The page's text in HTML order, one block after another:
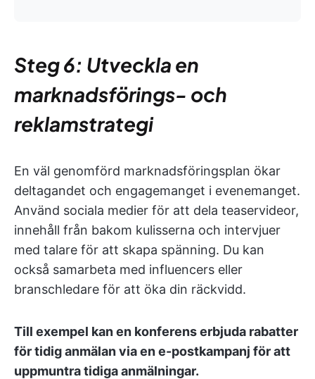
Steg 6: Utveckla en
marknadsförings- och
reklamstrategi
En väl genomförd marknadsföringsplan ökar
deltagandet och engagemanget i evenemanget.
Använd sociala medier för att dela teaservideor,
innehåll från bakom kulisserna och intervjuer
med talare för att skapa spänning. Du kan
också samarbeta med influencers eller
branschledare för att öka din räckvidd.
Till exempel kan en konferens erbjuda rabatter
för tidig anmälan via en e-postkampanj för att
uppmuntra tidiga anmälningar.